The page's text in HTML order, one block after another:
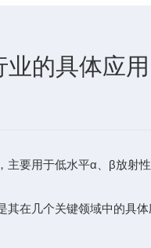
的具体应用
用于低水平α、β放射性
在几个关键领域中的具体